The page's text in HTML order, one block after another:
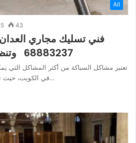
All
43
فني تسليك مجاري العدان
68883237 وتنظيف جورة السرداب
تعتبر مشاكل السباكة من أكثر المشاكل التي
في الكويت، حيث تعد تسليك المجاري واحدة من…